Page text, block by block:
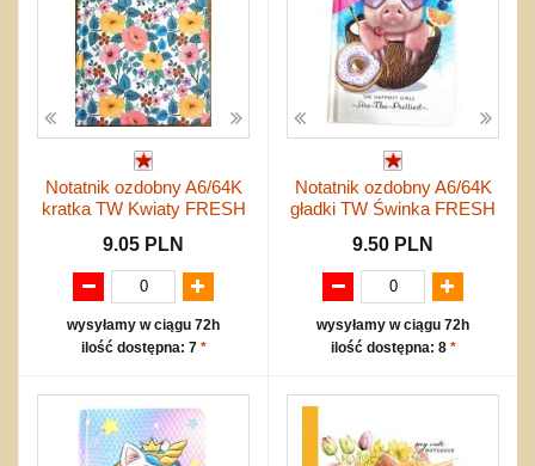
Notatnik ozdobny A6/64K
kratka TW Kwiaty FRESH
9.05 PLN
wysyłamy w ciągu 72h
ilość dostępna: 7 *
Notatnik ozdobny A6/64K
gładki TW Świnka FRESH
9.50 PLN
wysyłamy w ciągu 72h
ilość dostępna: 8 *